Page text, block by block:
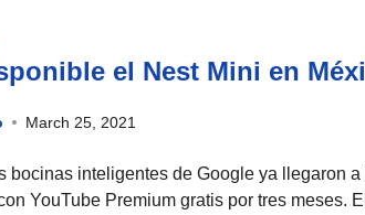
el Nest Mini en
March 25, 2021
bocinas inteligentes de Google ya llegaron
YouTube Premium gratis por tres meses.